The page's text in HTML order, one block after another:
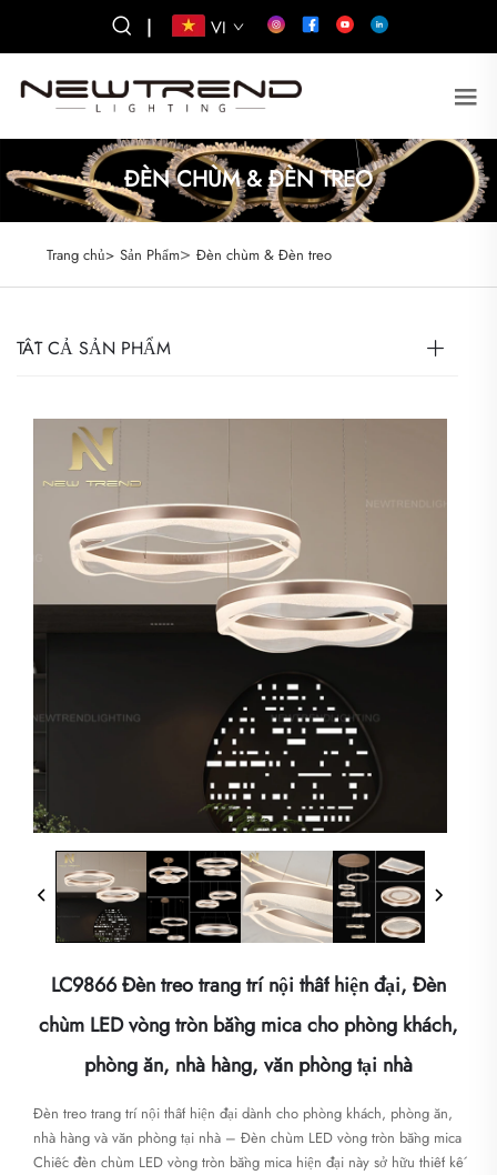
| VI
ĐÈN CHÙM & ĐÈN TREO
Trang chủ> Sản Phẩm> Đèn chùm & Đèn treo
TẤT CẢ SẢN PHẨM
LC9866 Đèn treo trang trí nội thất hiện đại, Đèn
chùm LED vòng tròn bằng mica cho phòng khách,
phòng ăn, nhà hàng, văn phòng tại nhà
Đèn treo trang trí nội thất hiện đại dành cho phòng khách, phòng ăn,
nhà hàng và văn phòng tại nhà – Đèn chùm LED vòng tròn bằng mica​​
Chiếc đèn chùm LED vòng tròn bằng mica hiện đại này sở hữu thiết kế